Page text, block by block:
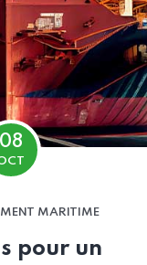
08
MARITIME
pour un